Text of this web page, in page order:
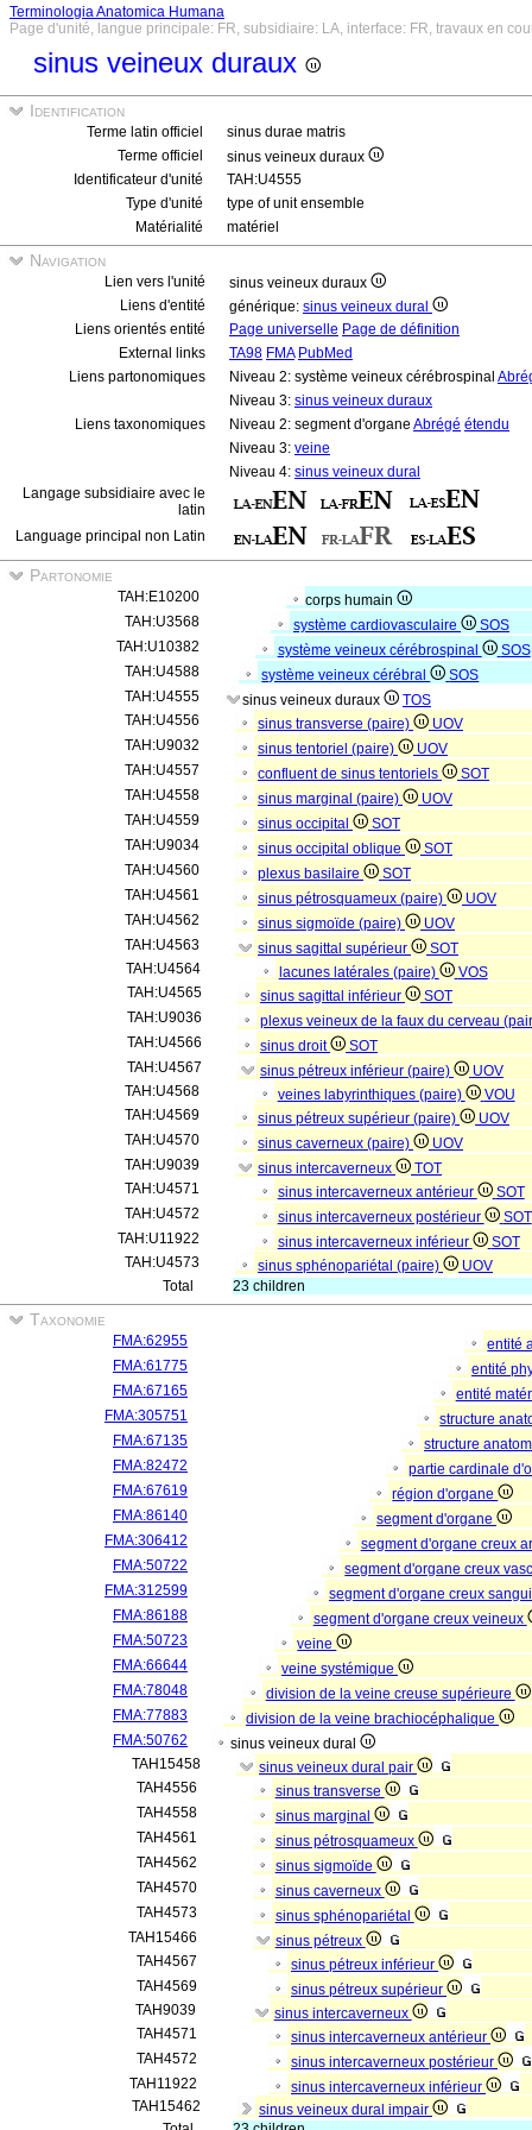
Terminologia Anatomica Humana
Page d'unité, langue principale: FR, subsidiaire: LA, interface: FR, travaux en
sinus veineux duraux
Identification
Terme latin officiel
sinus durae matris
Terme officiel
sinus veineux duraux
Identificateur d'unité
TAH:U4555
Type d'unité
type of unit ensemble
Matérialité
matériel
Navigation
Lien vers l'unité
sinus veineux duraux
Liens d'entité
générique: sinus veineux dural
Liens orientés entité
Page universelle Page de définition
External links
TA98 FMA PubMed
Liens partonomiques
Niveau 2: système veineux cérébrospinal
Niveau 3: sinus veineux duraux
Liens taxonomiques
Niveau 2: segment d'organe Abrégé étendu
Niveau 3: veine
Niveau 4: sinus veineux dural
Langage subsidiaire avec le
latin
Language principal non Latin
Partonomie
TAH:E10200
corps humain
TAH:U3568
système cardiovasculaire
SOS
TAH:U10382
système veineux cérébrospinal
SOS
TAH:U4588
système veineux cérébral
SOS
TAH:U4555
sinus veineux duraux
TOS
TAH:U4556
sinus transverse (paire)
UOV
TAH:U9032
sinus tentoriel (paire)
UOV
TAH:U4557
confluent de sinus tentoriels
SOT
TAH:U4558
sinus marginal (paire)
UOV
TAH:U4559
sinus occipital
SOT
TAH:U9034
sinus occipital oblique
SOT
TAH:U4560
plexus basilaire
SOT
TAH:U4561
sinus pétrosquameux (paire)
UOV
TAH:U4562
sinus sigmoïde (paire)
UOV
TAH:U4563
sinus sagittal supérieur
SOT
TAH:U4564
lacunes latérales (paire)
VOS
TAH:U4565
sinus sagittal inférieur
SOT
TAH:U9036
plexus veineux de la faux du cerveau
TAH:U4566
sinus droit
SOT
TAH:U4567
sinus pétreux inférieur (paire)
UOV
TAH:U4568
veines labyrinthiques (paire)
VOU
TAH:U4569
sinus pétreux supérieur (paire)
UOV
TAH:U4570
sinus caverneux (paire)
UOV
TAH:U9039
sinus intercaverneux
TOT
TAH:U4571
sinus intercaverneux antérieur
SOT
TAH:U4572
sinus intercaverneux postérieur
SOT
TAH:U11922
sinus intercaverneux inférieur
SOT
TAH:U4573
sinus sphénopariétal (paire)
UOV
Total
23 children
Taxonomie
FMA:62955
entité
FMA:61775
entité
FMA:67165
entité
FMA:305751
structure
FMA:67135
structure
FMA:82472
partie cardinale
FMA:67619
région d'organe
FMA:86140
segment d'organe
FMA:306412
segment d'organe creux
FMA:50722
segment d'organe creux
FMA:312599
segment d'organe creux
FMA:86188
segment d'organe creux veineux
FMA:50723
veine
FMA:66644
veine systémique
FMA:78048
division de la veine creuse supérieure
FMA:77883
division de la veine brachiocéphalique
FMA:50762
sinus veineux dural
TAH15458
sinus veineux dural pair
TAH4556
sinus transverse
TAH4558
sinus marginal
TAH4561
sinus pétrosquameux
TAH4562
sinus sigmoïde
TAH4570
sinus caverneux
TAH4573
sinus sphénopariétal
TAH15466
sinus pétreux
TAH4567
sinus pétreux inférieur
TAH4569
sinus pétreux supérieur
TAH9039
sinus intercaverneux
TAH4571
sinus intercaverneux antérieur
TAH4572
sinus intercaverneux postérieur
TAH11922
sinus intercaverneux inférieur
TAH15462
sinus veineux dural impair